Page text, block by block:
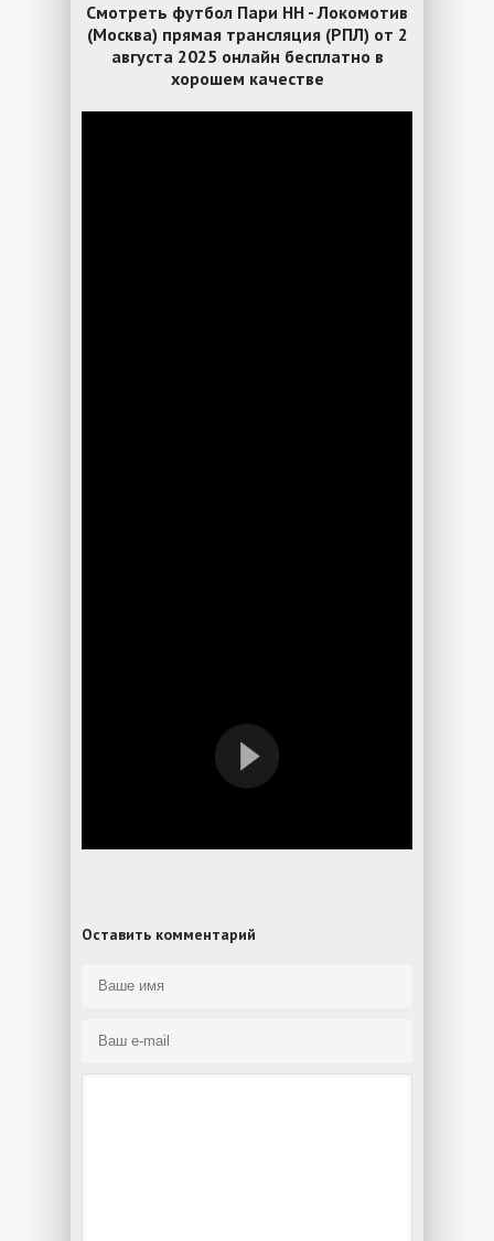
Смотреть футбол Пари НН - Локомотив
(Москва) прямая трансляция (РПЛ) от 2
августа 2025 онлайн бесплатно в
хорошем качестве
Оставить комментарий